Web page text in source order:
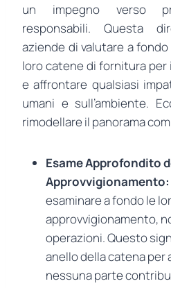
un impegno verso
responsabili. Questa
aziende di valutare a
loro catene di fornitura
e affrontare qualsiasi
umani e sull’ambiente.
rimodellare il panorama
Esame Approfondito
Approvvigionamento:
esaminare a fondo le
approvvigionamento,
operazioni. Questo
anello della catena per
nessuna parte